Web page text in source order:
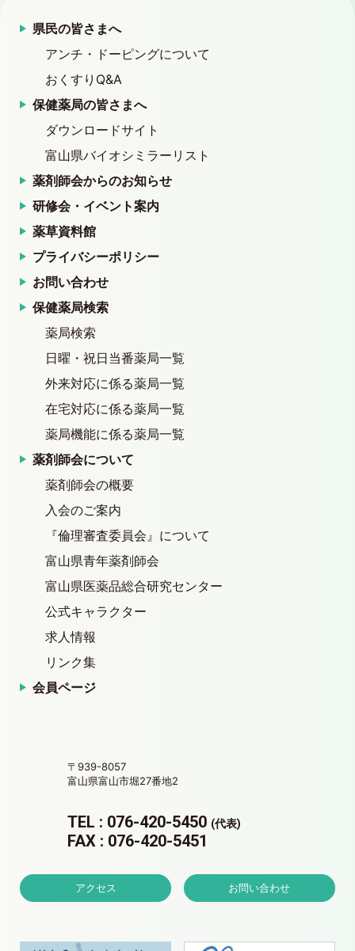
県民の皆さまへ
アンチ・ドーピングについて
おくすりQ&A
保健薬局の皆さまへ
ダウンロードサイト
富山県バイオシミラーリスト
薬剤師会からのお知らせ
研修会・イベント案内
薬草資料館
プライバシーポリシー
お問い合わせ
保健薬局検索
薬局検索
日曜・祝日当番薬局一覧
外来対応に係る薬局一覧
在宅対応に係る薬局一覧
薬局機能に係る薬局一覧
薬剤師会について
薬剤師会の概要
入会のご案内
『倫理審査委員会』について
富山県青年薬剤師会
富山県医薬品総合研究センター
公式キャラクター
求人情報
リンク集
会員ページ
〒939-8057
富山県富山市堀27番地2
TEL : 076-420-5450 (代表)
FAX : 076-420-5451
アクセス お問い合わせ